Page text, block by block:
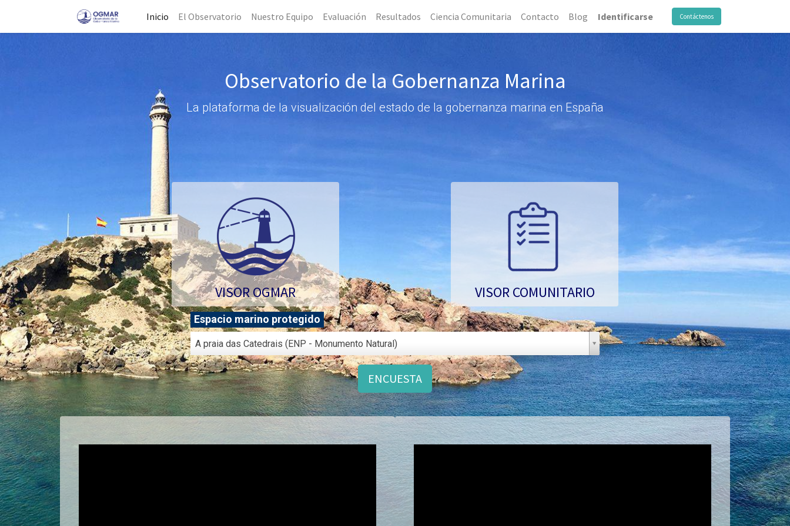
Inicio El Observatorio Nuestro Equipo Evaluación Resultados Ciencia Comunitaria Contacto Blog Identificarse Contáctenos
Observatorio de la Gobernanza Marina
La plataforma de la visualización del estado de la gobernanza marina en España
VISOR OGMAR VISOR COMUNITARIO
Espacio marino protegido
A praia das Catedrais (ENP - Monumento Natural)
Espacio
marino
protegido
ENCUESTA